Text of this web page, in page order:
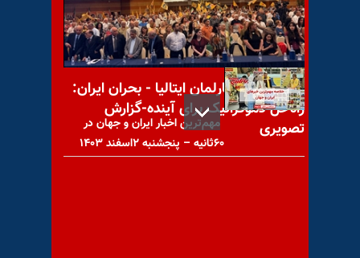
در ۶۰ثانیه - دوشنبه ۳ فروردین
۱۴۰۵
مهم‌ترین اخبار ایران و جهان در
۶۰ثانیه – پنجشنبه ۲اسفند ۱۴۰۳
کنفرانس در پارلمان ایتالیا - بحران ایران:
راه‌حل دموکراتیک برای آینده-گزارش
تصویری